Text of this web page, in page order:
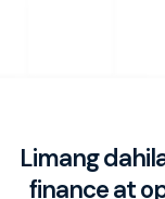
Limang
finance at